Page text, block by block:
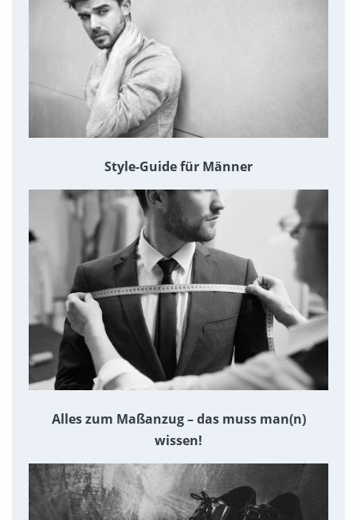
Style-Guide für Männer
Alles zum Maßanzug – das muss man(n)
wissen!